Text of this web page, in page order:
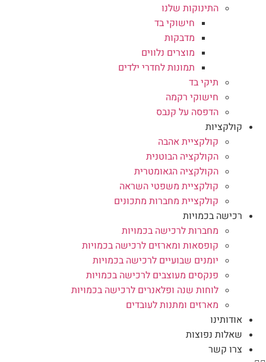
התינוקות שלנו
חישוקי בד
מדבקות
מוצרים נלווים
תמונות לחדרי ילדים
תיקי בד
חישוקי רקמה
הדפסה על קנבס
קולקציות
קולקציית אהבה
הקולקציה הבוטנית
הקולקציה הגאומטרית
קולקציית משפטי השראה
קולקציית מחברות מתכונים
רכישה בכמויות
מחברות לרכישה בכמויות
קופסאות ומארזים לרכישה בכמויות
יומנים שבועיים לרכישה בכמויות
פנקסים מעוצבים לרכישה בכמויות
לוחות שנה ופלאנרים לרכישה בכמויות
מארזים ומתנות לעובדים
אודותינו
שאלות נפוצות
צרו קשר